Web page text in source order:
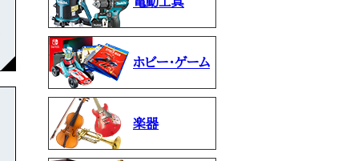
ホビー・ゲーム
楽器